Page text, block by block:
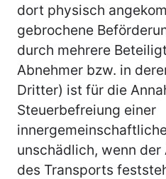
dort physisch
gebrochene
durch mehrere
Abnehmer bzw. in
Dritter) ist für die
Steuerbefreiung einer
unschädlich, wenn der
des Transports